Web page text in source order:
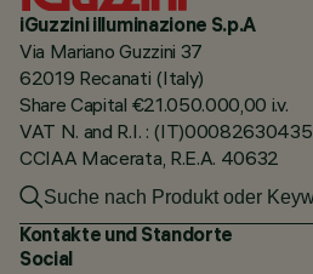
iGuzzini illuminazione S.p.A
Via Mariano Guzzini 37
62019 Recanati (Italy)
Share Capital €21.050.000,00 i.v.
VAT N. and R.I. : (IT)00082630435
CCIAA Macerata, R.E.A. 40632
Kontakte und Standorte
Social